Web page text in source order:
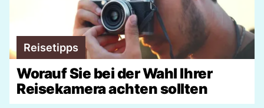
Reisetipps
Worauf Sie bei der Wahl Ihrer
Reisekamera achten sollten